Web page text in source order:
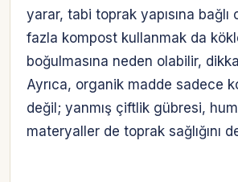
yarar, tabi toprak yapısına bağlı
fazla kompost kullanmak da
boğulmasına neden olabilir,
Ayrıca, organik madde sadece
değil; yanmış çiftlik gübresi,
materyaller de toprak sağlığını